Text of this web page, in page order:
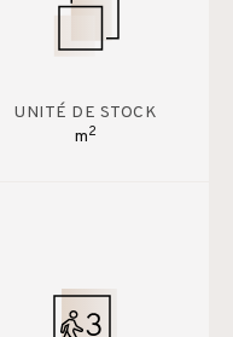
UNITÉ DE STOCK
m2